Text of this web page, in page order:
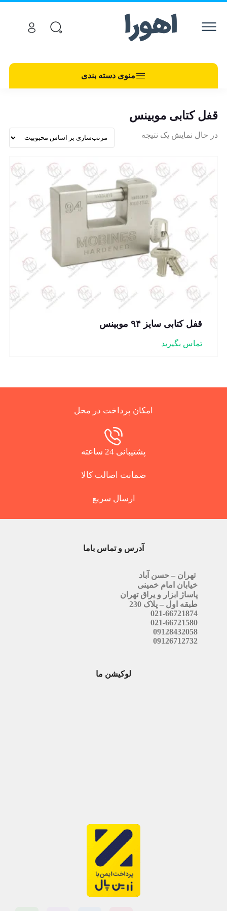
منوی دسته بندی
قفل کتابی موبینس
در حال نمایش یک نتیجه
قفل کتابی سایز ۹۴ موبینس
تماس بگیرید
امکان پرداخت در محل
پشتیبانی 24 ساعته
ضمانت اصالت کالا
ارسال سریع
آدرس و تماس باما
تهران – حسن آباد
خیابان امام خمینی
پاساژ ابزار و یراق تهران
طبقه اول – پلاک 230
021-66721874
021-66721580
09128432058
09126712732
لوکیشن ما